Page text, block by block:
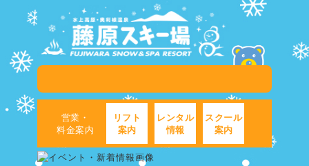
営業・
料金案内
リフト
案内
レンタル
情報
スクール
案内